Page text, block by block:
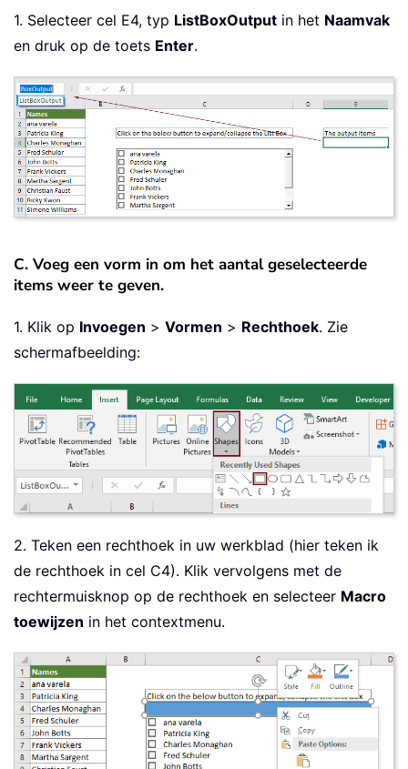
1. Selecteer cel E4, typ ListBoxOutput in het Naamvak
en druk op de toets Enter.
C. Voeg een vorm in om het aantal geselecteerde
items weer te geven.
1. Klik op Invoegen > Vormen > Rechthoek. Zie
schermafbeelding:
2. Teken een rechthoek in uw werkblad (hier teken ik
de rechthoek in cel C4). Klik vervolgens met de
rechtermuisknop op de rechthoek en selecteer Macro
toewijzen in het contextmenu.